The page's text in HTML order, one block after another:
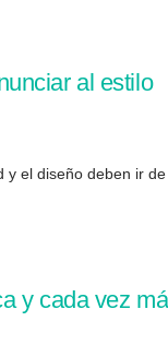
al estilo
el diseño deben ir
y cada vez